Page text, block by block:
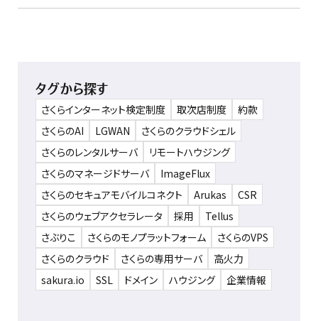
タグから探す
さくらインターネット検定制度 取次店制度
約款
さくらのAI
LGWAN
さくらのクラウドシェル
さくらのレンタルサーバ
リモートハウジング
さくらのマネージドサーバ
ImageFlux
さくらのセキュアモバイルコネクト
Arukas
CSR
さくらのウェブアクセラレータ
採用
Tellus
さぶりこ
さくらのモノプラットフォーム
さくらのVPS
さくらのクラウド
さくらの専用サーバ
高火力
sakura.io
SSL ドメイン ハウジング 企業情報